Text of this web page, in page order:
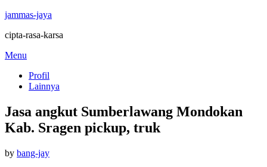
jammas-jaya
cipta-rasa-karsa
Skip
content
Menu
Profil
Lainnya
Jasa angkut Sumberlawang Mondokan
Kab. Sragen pickup, truk
by bang-jayPosted